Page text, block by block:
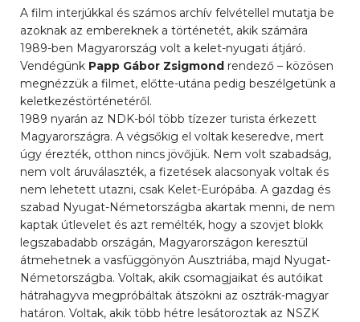
A film interjúkkal és számos archív felvétellel mutatja be
azoknak az embereknek a történetét, akik számára
1989-ben Magyarország volt a kelet-nyugati átjáró.
Vendégünk Papp Gábor Zsigmond rendező – közösen
megnézzük a filmet, előtte-utána pedig beszélgetünk a
keletkezéstörténetéről.
1989 nyarán az NDK-ból több tízezer turista érkezett
Magyarországra. A végsőkig el voltak keseredve, mert
úgy érezték, otthon nincs jövőjük. Nem volt szabadság,
nem volt áruválaszték, a fizetések alacsonyak voltak és
nem lehetett utazni, csak Kelet-Európába. A gazdag és
szabad Nyugat-Németországba akartak menni, de nem
kaptak útlevelet és azt remélték, hogy a szovjet blokk
legszabadabb országán, Magyarországon keresztül
átmehetnek a vasfüggönyön Ausztriába, majd Nyugat-
Németországba. Voltak, akik csomagjaikat és autóikat
hátrahagyva megpróbáltak átszökni az osztrák-magyar
határon. Voltak, akik több hétre lesátoroztak az NSZK